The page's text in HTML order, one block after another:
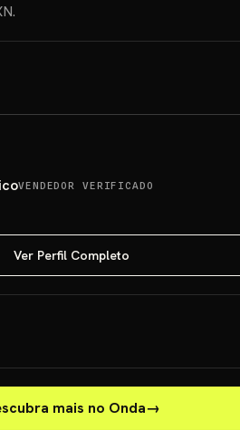
VENDEDOR VERIFICADO
Ver Perfil Completo
mais no Onda→